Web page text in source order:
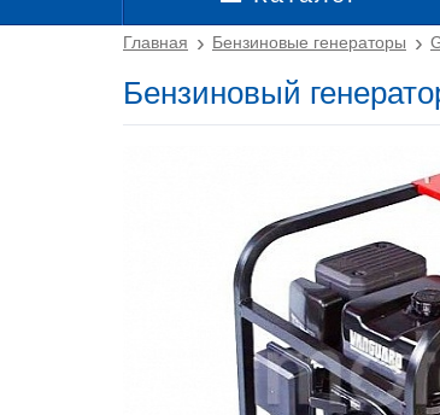
Главная Бензиновые генераторы
Бензиновый